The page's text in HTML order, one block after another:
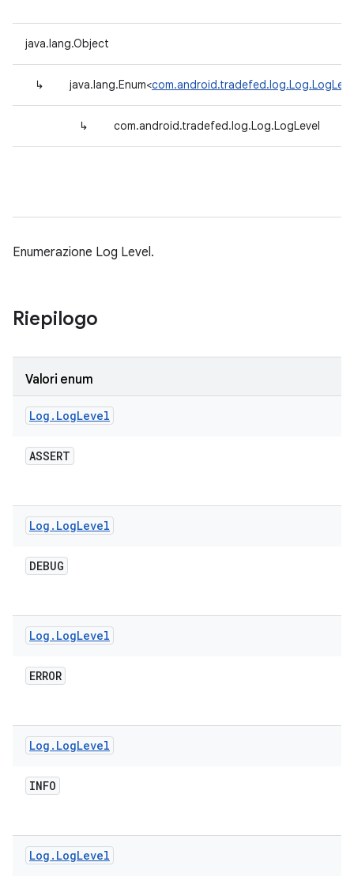
java.lang.Object
↳ java.lang.Enum<
↳ com.android.tradefed.log.Log.LogLevel
Enumerazione Log Level.
Riepilogo
Valori enum
Log . LogLevel
ASSERT
Log . LogLevel
DEBUG
Log . LogLevel
ERROR
Log . LogLevel
INFO
Log . LogLevel